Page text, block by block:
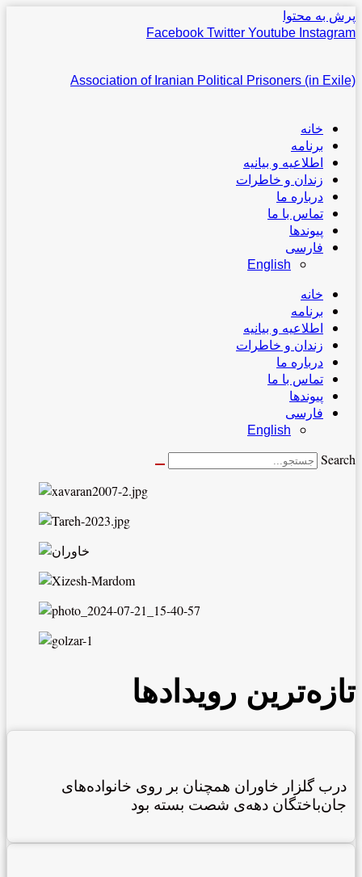
پرش به محتوا
Facebook Twitter Youtube Instagram
Association of Iranian Political Prisoners (in Exile)
خانه
برنامه
اطلاعیه و بیانیه
زندان و خاطرات
درباره ما
تماس با ما
پیوندها
فارسی
English
خانه
برنامه
اطلاعیه و بیانیه
زندان و خاطرات
درباره ما
تماس با ما
پیوندها
فارسی
English
Search
تازه‌ترین رویدادها
در‌ب گلزار خاوران همچنان بر روی خانواده‌های
جان‌باختگان دهه‌ی شصت بسته بود